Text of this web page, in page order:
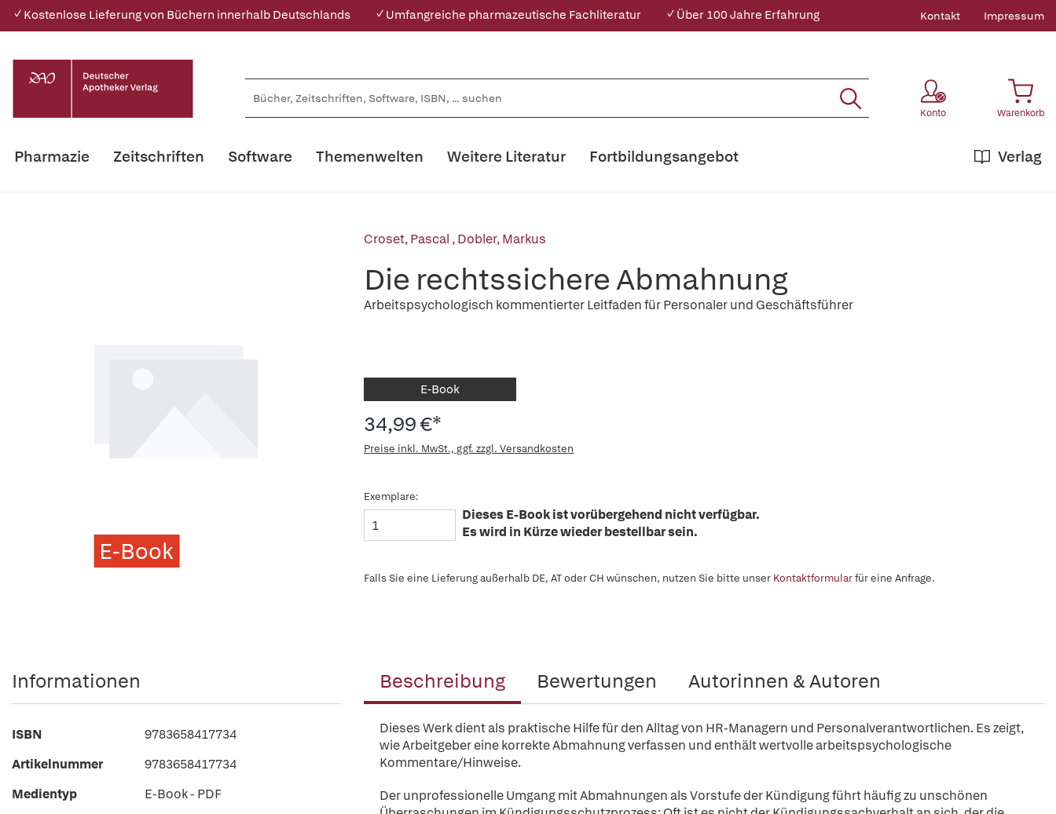
✓ Kostenlose Lieferung von Büchern innerhalb Deutschlands ✓ Umfangreiche pharmazeutische Fachliteratur ✓ Über 100 Jahre Erfahrung Kontakt Impressum
Konto Warenkorb
Pharmazie Zeitschriften Software Themenwelten Weitere Literatur Verlag
Fortbildungsangebot
E-Book
Croset, Pascal ,Dobler, Markus
Die rechtssichere Abmahnung
Arbeitspsychologisch kommentierter Leitfaden für Personaler und Geschäftsführer
E-Book
34,99 €*
Preise inkl. MwSt., ggf. zzgl. Versandkosten
Exemplare:
Dieses E-Book ist vorübergehend nicht verfügbar.
Es wird in Kürze wieder bestellbar sein.
Falls Sie eine Lieferung außerhalb DE, AT oder CH wünschen, nutzen Sie bitte unser Kontaktformularfür eine Anfrage.
Beschreibung Bewertungen Autorinnen & Autoren
Dieses Werk dient als praktische Hilfe für den Alltag von HR-Managern und Personalverantwortlichen. Es zeigt,
wie Arbeitgeber eine korrekte Abmahnung verfassen und enthält wertvolle arbeitspsychologische
Kommentare/Hinweise.
Der unprofessionelle Umgang mit Abmahnungen als Vorstufe der Kündigung führt häufig zu unschönen
Informationen
ISBN
9783658417734
Artikelnummer
9783658417734
Medientyp
E-Book - PDF